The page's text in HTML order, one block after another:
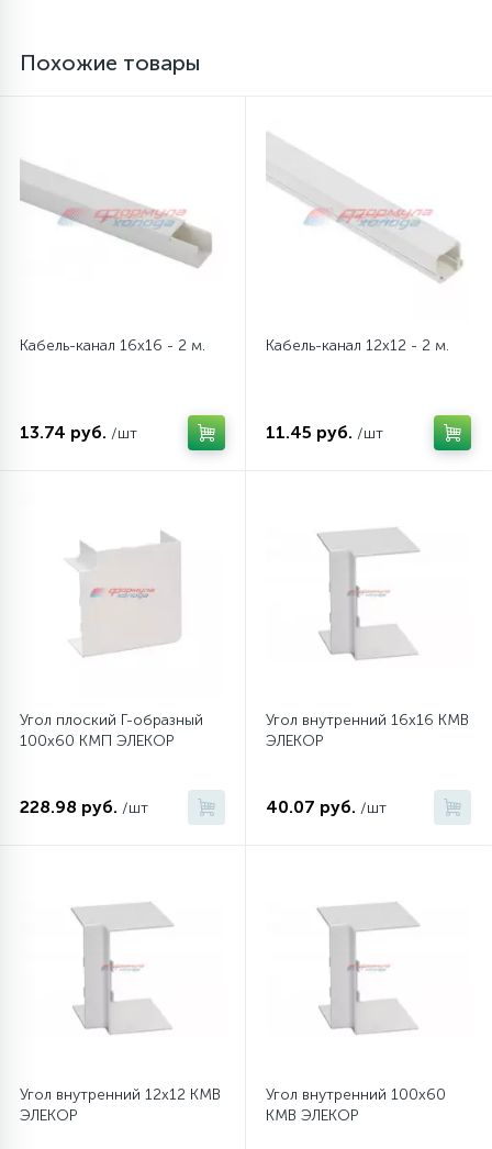
Пружины бака
Ремни привода
127
Ручки переключения
Сальники барабана
Сливные фильтры
Смазки
6
ТЭНы (нагревательные элементы)
Улитки помп
Похожие товары
Кабель-канал 16x16 - 2 м.
13.74 руб. /шт
Кабель-канал 12x12 - 2 м.
11.45 руб. /шт
Угол плоский Г-образный
100х60 КМП ЭЛЕКОР
228.98 руб. /шт
Угол внутренний 16х16 КМВ
ЭЛЕКОР
40.07 руб. /шт
Угол внутренний 12х12 КМВ
ЭЛЕКОР
Угол внутренний 100х60
КМВ ЭЛЕКОР